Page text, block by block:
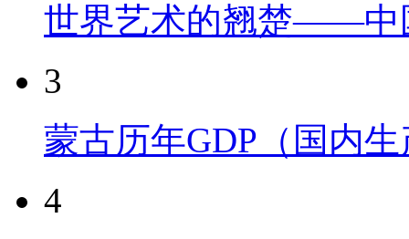
世界艺术的翘楚——中
3
蒙古历年GDP（国内
4